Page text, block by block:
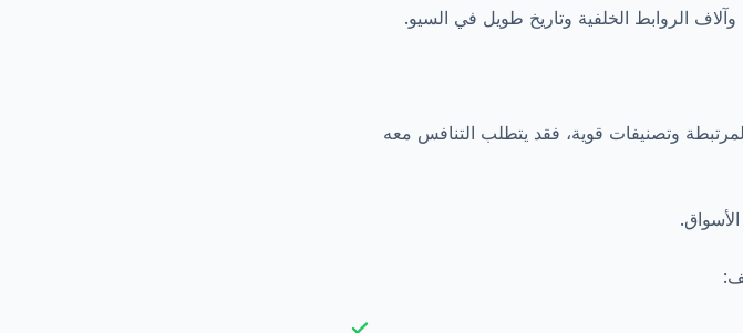
الروابط الخلفية وتاريخ طويل في السيو.
وتصنيفات قوية، فقد يتطلب التنافس معه